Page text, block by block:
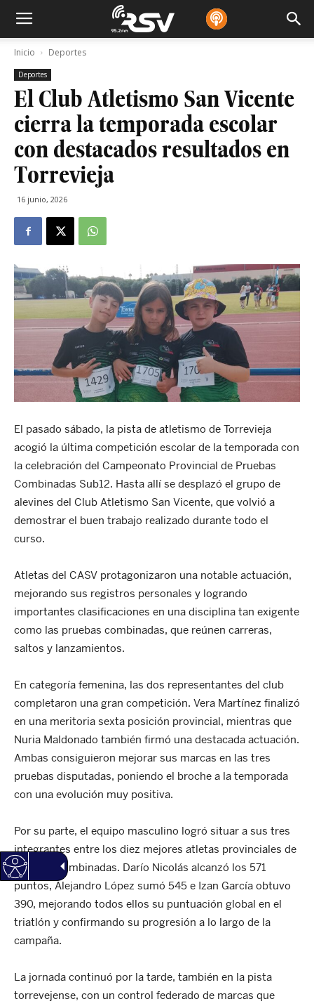
Inicio Deportes
Deportes
El Club Atletismo San Vicente
cierra la temporada escolar
con destacados resultados en
Torrevieja
16 junio, 2026
El pasado sábado, la pista de atletismo de Torrevieja
acogió la última competición escolar de la temporada con
la celebración del Campeonato Provincial de Pruebas
Combinadas Sub12. Hasta allí se desplazó el grupo de
alevines del Club Atletismo San Vicente, que volvió a
demostrar el buen trabajo realizado durante todo el
curso.
Atletas del CASV protagonizaron una notable actuación,
mejorando sus registros personales y logrando
importantes clasificaciones en una disciplina tan exigente
como las pruebas combinadas, que reúnen carreras,
saltos y lanzamientos.
En categoría femenina, las dos representantes del club
completaron una gran competición. Vera Martínez finalizó
en una meritoria sexta posición provincial, mientras que
Nuria Maldonado también firmó una destacada actuación.
Ambas consiguieron mejorar sus marcas en las tres
pruebas disputadas, poniendo el broche a la temporada
con una evolución muy positiva.
Por su parte, el equipo masculino logró situar a sus tres
integrantes entre los diez mejores atletas provinciales de
pruebas combinadas. Darío Nicolás alcanzó los 571
puntos, Alejandro López sumó 545 e Izan García obtuvo
390, mejorando todos ellos su puntuación global en el
triatlón y confirmando su progresión a lo largo de la
campaña.
La jornada continuó por la tarde, también en la pista
torrevejense, con un control federado de marcas que